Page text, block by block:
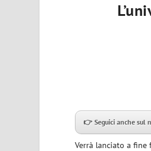
👉 Seguici anche sul
Verrà lanciato a